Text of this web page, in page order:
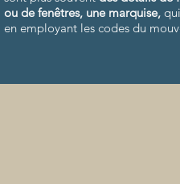
ou de fenêtres, une marquise,
en employant les codes du